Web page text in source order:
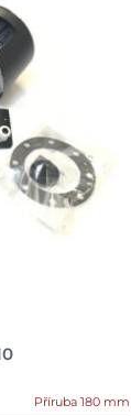
Příruba 180 mm